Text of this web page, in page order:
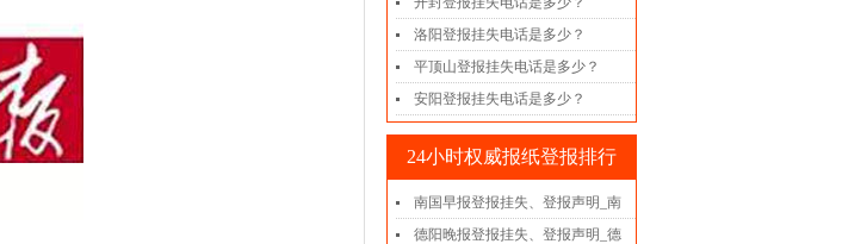
洛阳登报挂失电话是多少？
平顶山登报挂失电话是多少？
安阳登报挂失电话是多少？
24小时权威报纸登报排行
南国早报登报挂失、登报声明_南
德阳晚报登报挂失、登报声明_德